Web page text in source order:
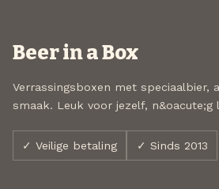
Beer in a Box
Verrassingsboxen met speciaalbier,
smaak. Leuk voor jezelf, n&oacute;g
✓ Veilige betaling ✓ Sinds 2013